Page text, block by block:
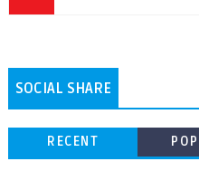
SOCIAL SHARE
RECENT